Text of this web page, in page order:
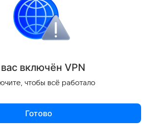
недочетов
безопасности
США 11 раз
после чего машины
включён VPN
чтобы всё работало
Готово